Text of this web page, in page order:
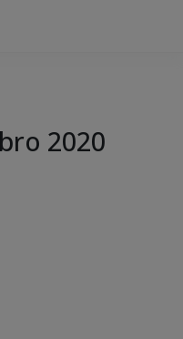
2020